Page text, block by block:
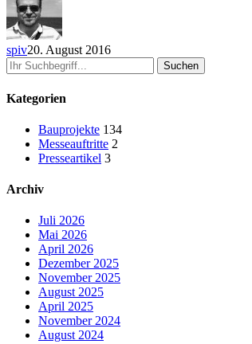
spiv20. August 2016
Suchen
Kategorien
Bauprojekte 134
Messeauftritte 2
Presseartikel 3
Archiv
Juli 2026
Mai 2026
April 2026
Dezember 2025
November 2025
August 2025
April 2025
November 2024
August 2024